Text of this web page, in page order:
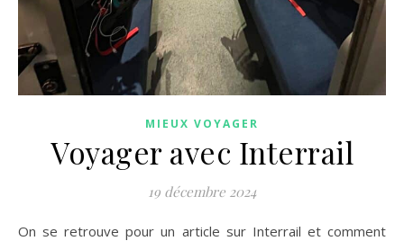
MIEUX VOYAGER
Voyager avec Interrail
19 décembre 2024
On se retrouve pour un article sur Interrail et comment